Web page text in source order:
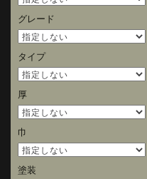
グレード
タイプ
厚
巾
塗装